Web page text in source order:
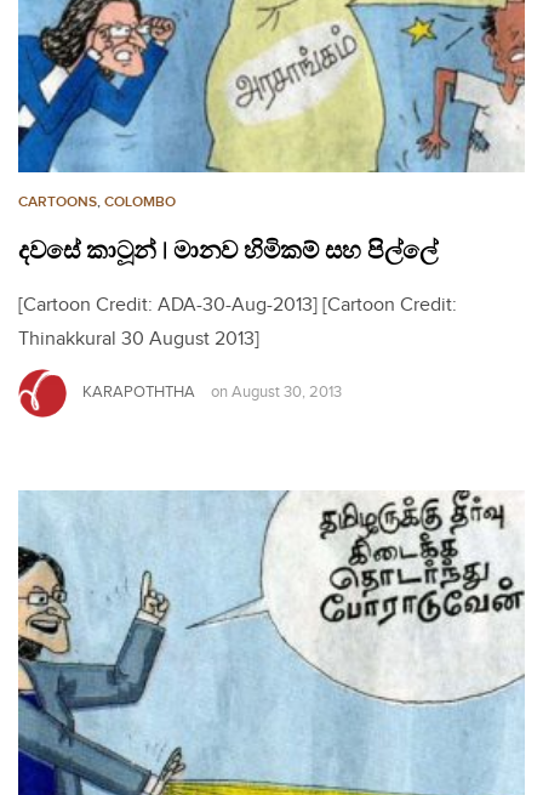
CARTOONS, COLOMBO
දවසේ කාටූන් | මානව හිමිකම් සහ පිල්ලේ
[Cartoon Credit: ADA-30-Aug-2013] [Cartoon Credit:
Thinakkural 30 August 2013]
KARAPOTHTHA on August 30, 2013